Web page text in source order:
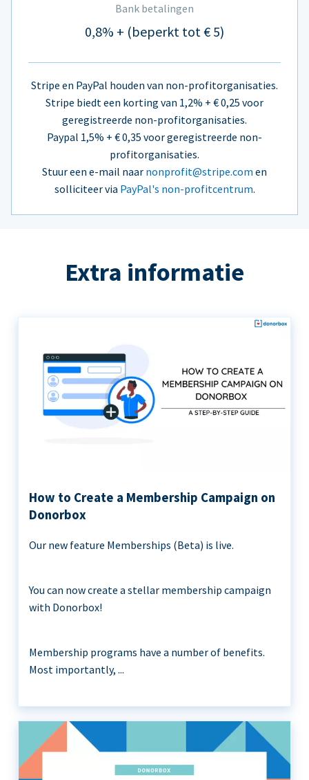
Bank betalingen
0,8% + (beperkt tot € 5)
Stripe en PayPal houden van non-profitorganisaties.
Stripe biedt een korting van 1,2% + € 0,25 voor
geregistreerde non-profitorganisaties.
Paypal 1,5% + € 0,35 voor geregistreerde non-
profitorganisaties.
Stuur een e-mail naar nonprofit@stripe.com en
solliciteer via PayPal's non-profitcentrum.
Extra informatie
How to Create a Membership Campaign on
Donorbox
Our new feature Memberships (Beta) is live.
You can now create a stellar membership campaign
with Donorbox!
Membership programs have a number of benefits.
Most importantly, ...